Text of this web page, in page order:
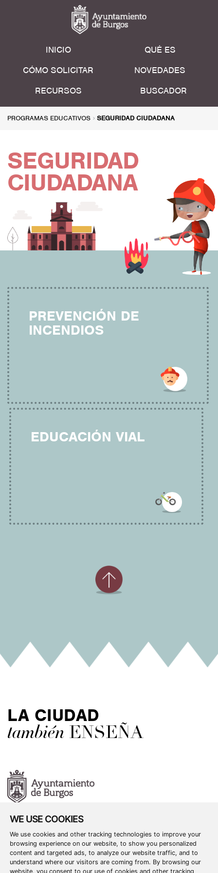
WE USE COOKIES
We use cookies and other tracking technologies to improve your
browsing experience on our website, to show you personalized
content and targeted ads, to analyze our website traffic, and to
understand where our visitors are coming from. By browsing our
website, you consent to our use of cookies and other tracking
INICIO
QUÉ ES
CÓMO SOLICITAR
NOVEDADES
RECURSOS
BUSCADOR
PROGRAMAS EDUCATIVOS SEGURIDAD CIUDADANA
SEGURIDAD
CIUDADANA
PREVENCIÓN DE
INCENDIOS
EDUCACIÓN VIAL
LA CIUDAD
también ENSEÑA
ÁREA DE EDUCACIÓN
Paseo del Espolón s/n 09003 Burgos /Tel 947 288 899 /
educadores@aytoburgos.es